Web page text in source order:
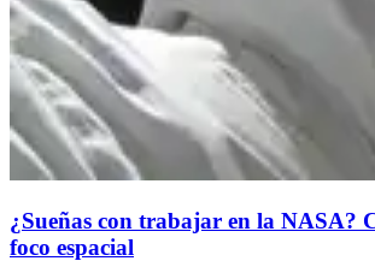
¿Sueñas con trabajar en la NASA?
foco espacial